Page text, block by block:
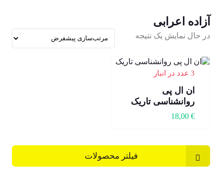
آزاده اعرابی
در حال نمایش یک نتیجه
3 عدد در انبار
ان ال پی
روانشناسی تاریک
18,00 €
فیلتر محصولات